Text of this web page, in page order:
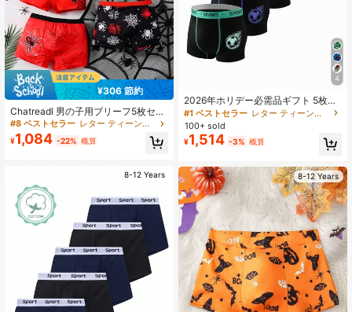
¥306 節約
Chatreadl 男の子用ブリーフ5枚セッ
ト、カラフルでクールなクモのグラ
フィック柄、快適で通気性のある、
オールシーズン対応
#8 ベストセラー レター ティーンボーイズトランクス
¥1,084 -22% 概算
8-12 Years
4
2026年ホリデー必需品ギフト 5枚セ
ット ボーイズ ボクサーブリーフ、ブ
ラックにグリーン、ブルー、レッ
ド、イエロー、パープルのコントラ
ストウエストバンド、サッカーフレ
材、タグレスデザイン、オールシー
ズン着用
#1 ベストセラー
レター ティーンボーイズトランクス
100+ sold
¥1,514 -3% 概算
8-12 Years